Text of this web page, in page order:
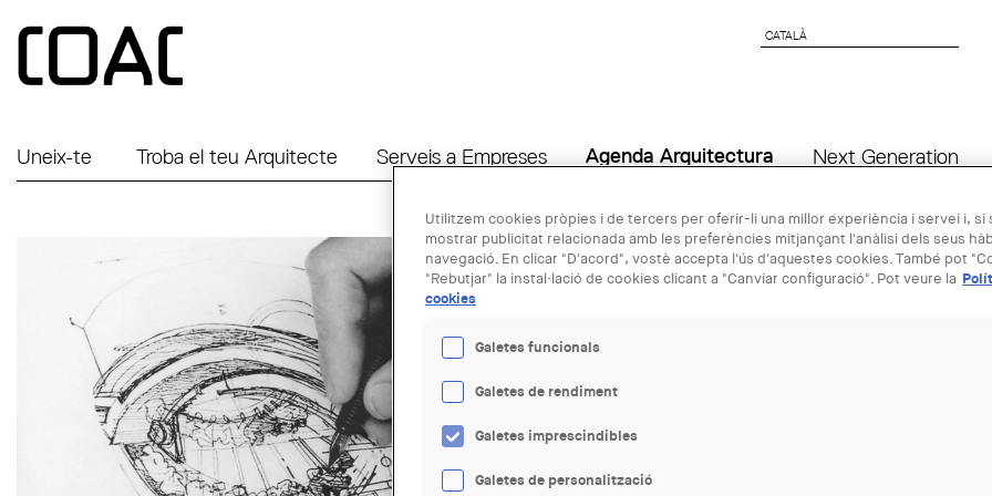
CATALÀ
CATALÀ
Uneix-te Troba el teu Arquitecte Serveis a Empreses Agenda Arquitectura Next Generation
10 ABR - 01
Exposición
Utilitzem cookies pròpies i de tercers per oferir-li una millor experiència i servei i, si
mostrar publicitat relacionada amb les preferències mitjançant l'anàlisi dels seus
navegació. En clicar "D'acord", vostè accepta l'ús d'aquestes cookies. També pot
"Rebutjar" la instal·lació de cookies clicant a "Canviar configuració". Pot veure la
cookies
Galetes funcionals
Galetes de rendiment
Galetes imprescindibles
Galetes de personalització